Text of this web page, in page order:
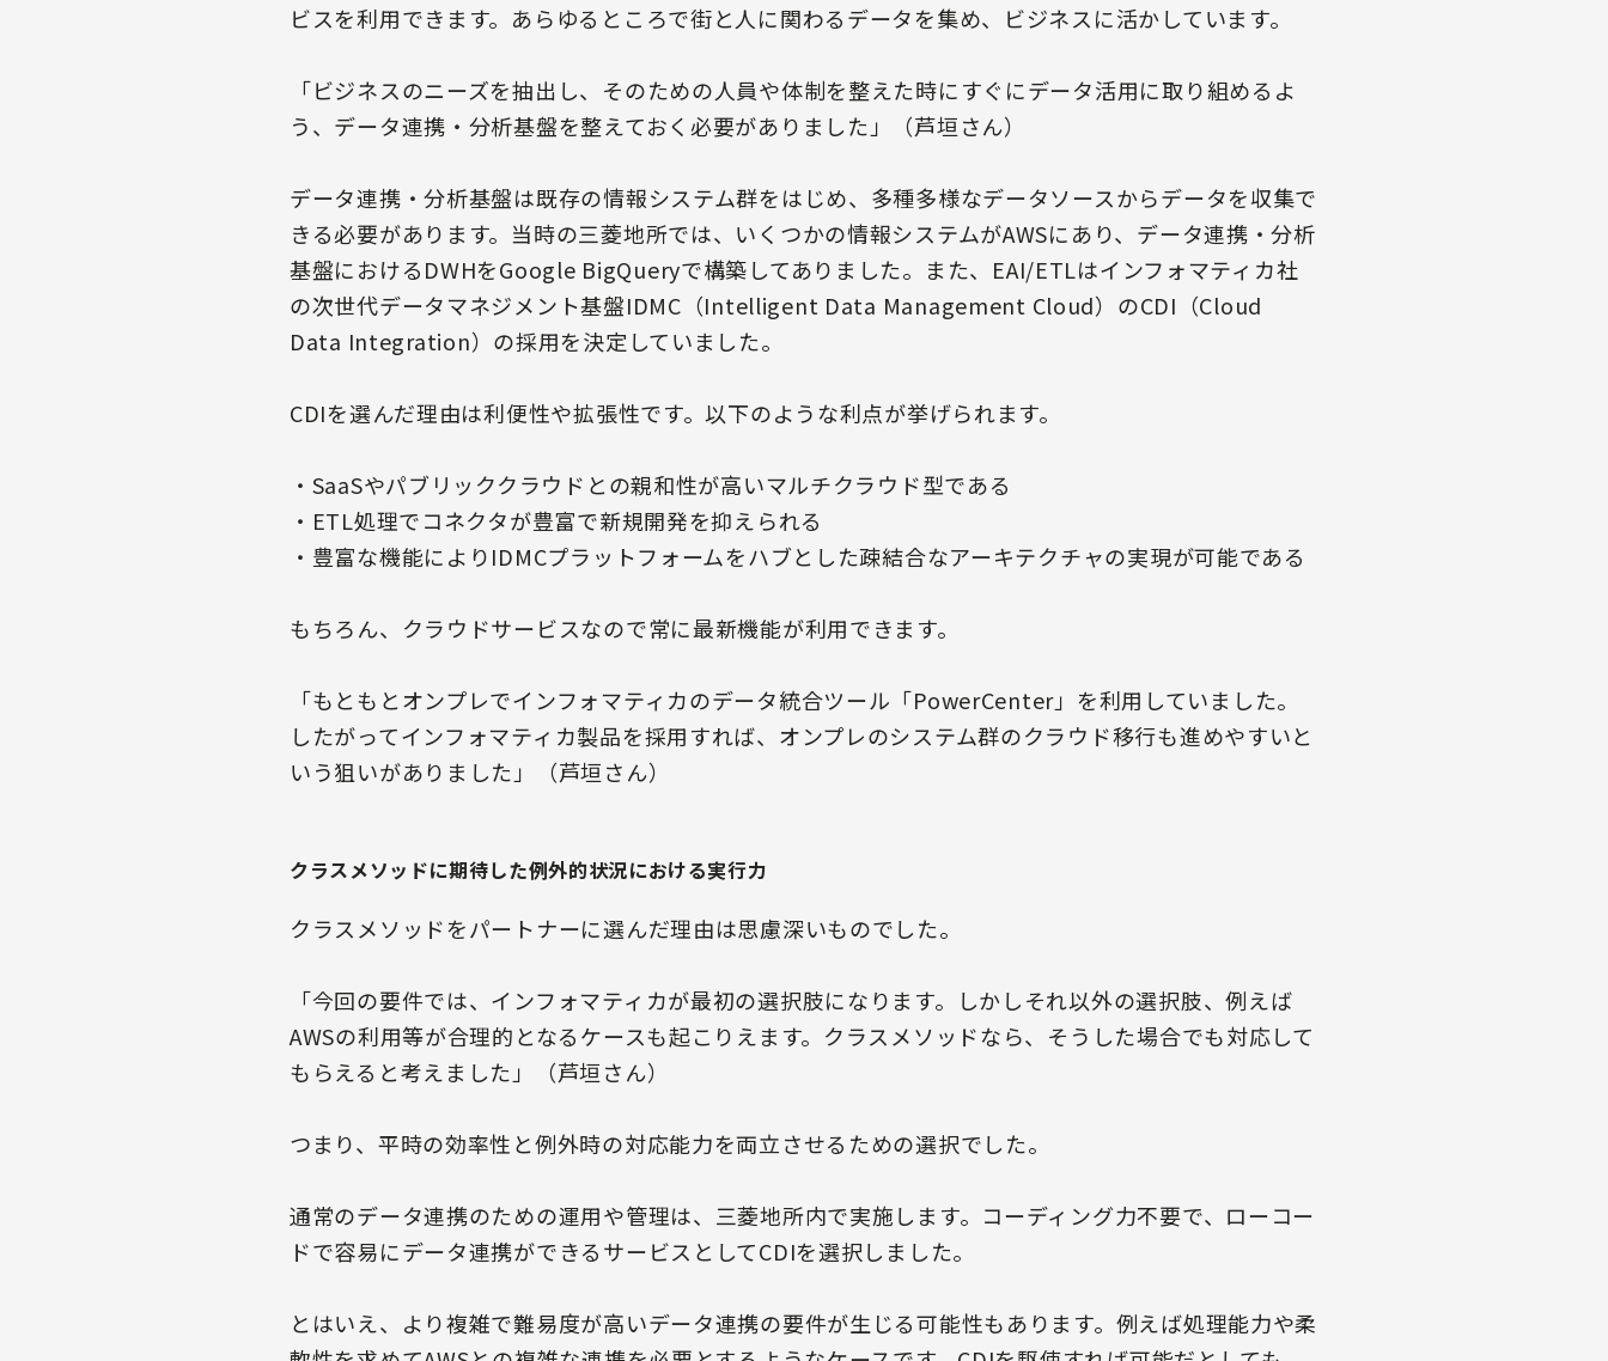
ビスを利用できます。あらゆるところで街と人に関わるデータを集め、ビジネスに活かしています。
「ビジネスのニーズを抽出し、そのための人員や体制を整えた時にすぐにデータ活用に取り組めるよ
う、データ連携・分析基盤を整えておく必要がありました」（芦垣さん）
データ連携・分析基盤は既存の情報システム群をはじめ、多種多様なデータソースからデータを収集で
きる必要があります。当時の三菱地所では、いくつかの情報システムがAWSにあり、データ連携・分析
基盤におけるDWHをGoogle BigQueryで構築してありました。また、EAI/ETLはインフォマティカ社
の次世代データマネジメント基盤IDMC（Intelligent Data Management Cloud）のCDI（Cloud
Data Integration）の採用を決定していました。
CDIを選んだ理由は利便性や拡張性です。以下のような利点が挙げられます。
・SaaSやパブリッククラウドとの親和性が高いマルチクラウド型である
・ETL処理でコネクタが豊富で新規開発を抑えられる
・豊富な機能によりIDMCプラットフォームをハブとした疎結合なアーキテクチャの実現が可能である
もちろん、クラウドサービスなので常に最新機能が利用できます。
「もともとオンプレでインフォマティカのデータ統合ツール「PowerCenter」を利用していました。
したがってインフォマティカ製品を採用すれば、オンプレのシステム群のクラウド移行も進めやすいと
いう狙いがありました」（芦垣さん）
クラスメソッドに期待した例外的状況における実行力
クラスメソッドをパートナーに選んだ理由は思慮深いものでした。
「今回の要件では、インフォマティカが最初の選択肢になります。しかしそれ以外の選択肢、例えば
AWSの利用等が合理的となるケースも起こりえます。クラスメソッドなら、そうした場合でも対応して
もらえると考えました」（芦垣さん）
つまり、平時の効率性と例外時の対応能力を両立させるための選択でした。
通常のデータ連携のための運用や管理は、三菱地所内で実施します。コーディング力不要で、ローコー
ドで容易にデータ連携ができるサービスとしてCDIを選択しました。
とはいえ、より複雑で難易度が高いデータ連携の要件が生じる可能性もあります。例えば処理能力や柔